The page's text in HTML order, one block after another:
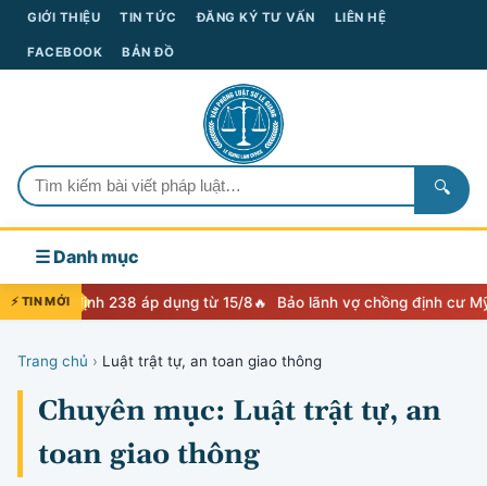
GIỚI THIỆU TIN TỨC ĐĂNG KÝ TƯ VẤN LIÊN HỆ
FACEBOOK BẢN ĐỒ
🔍
☰ Danh mục
⚡ TIN MỚI
định 238 áp dụng từ 15/8 Bảo lãnh vợ chồng định cư Mỹ: Lộ
Trang chủ › Luật trật tự, an toan giao thông
Chuyên mục: Luật trật tự, an
toan giao thông